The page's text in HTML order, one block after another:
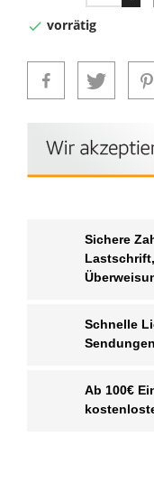
 vorrätig
Sichere
Schnelle
Ab 100€